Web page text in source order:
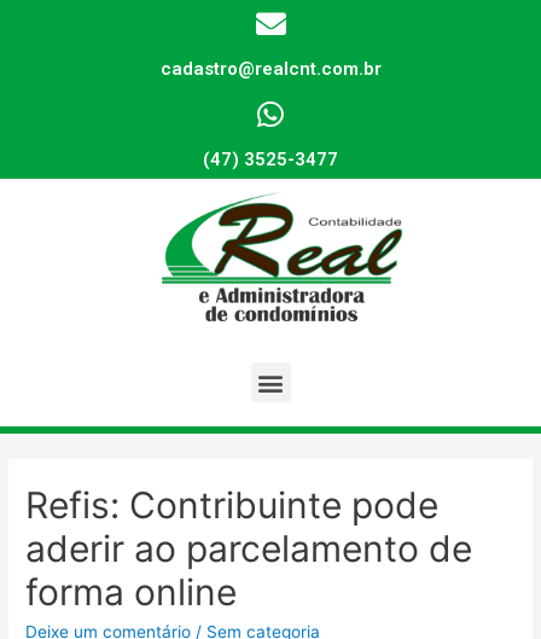
cadastro@realcnt.com.br
(47) 3525-3477
Refis: Contribuinte pode
aderir ao parcelamento de
forma online
Deixe um comentário / Sem categoria